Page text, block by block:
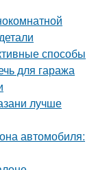
способы
для гаража
лучше
автомобиля: